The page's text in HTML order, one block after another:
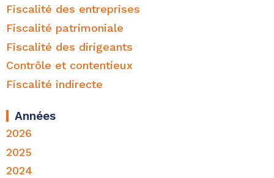
Fiscalité des entreprises
Fiscalité patrimoniale
Fiscalité des dirigeants
Contrôle et contentieux
Fiscalité indirecte
Années
2026
2025
2024